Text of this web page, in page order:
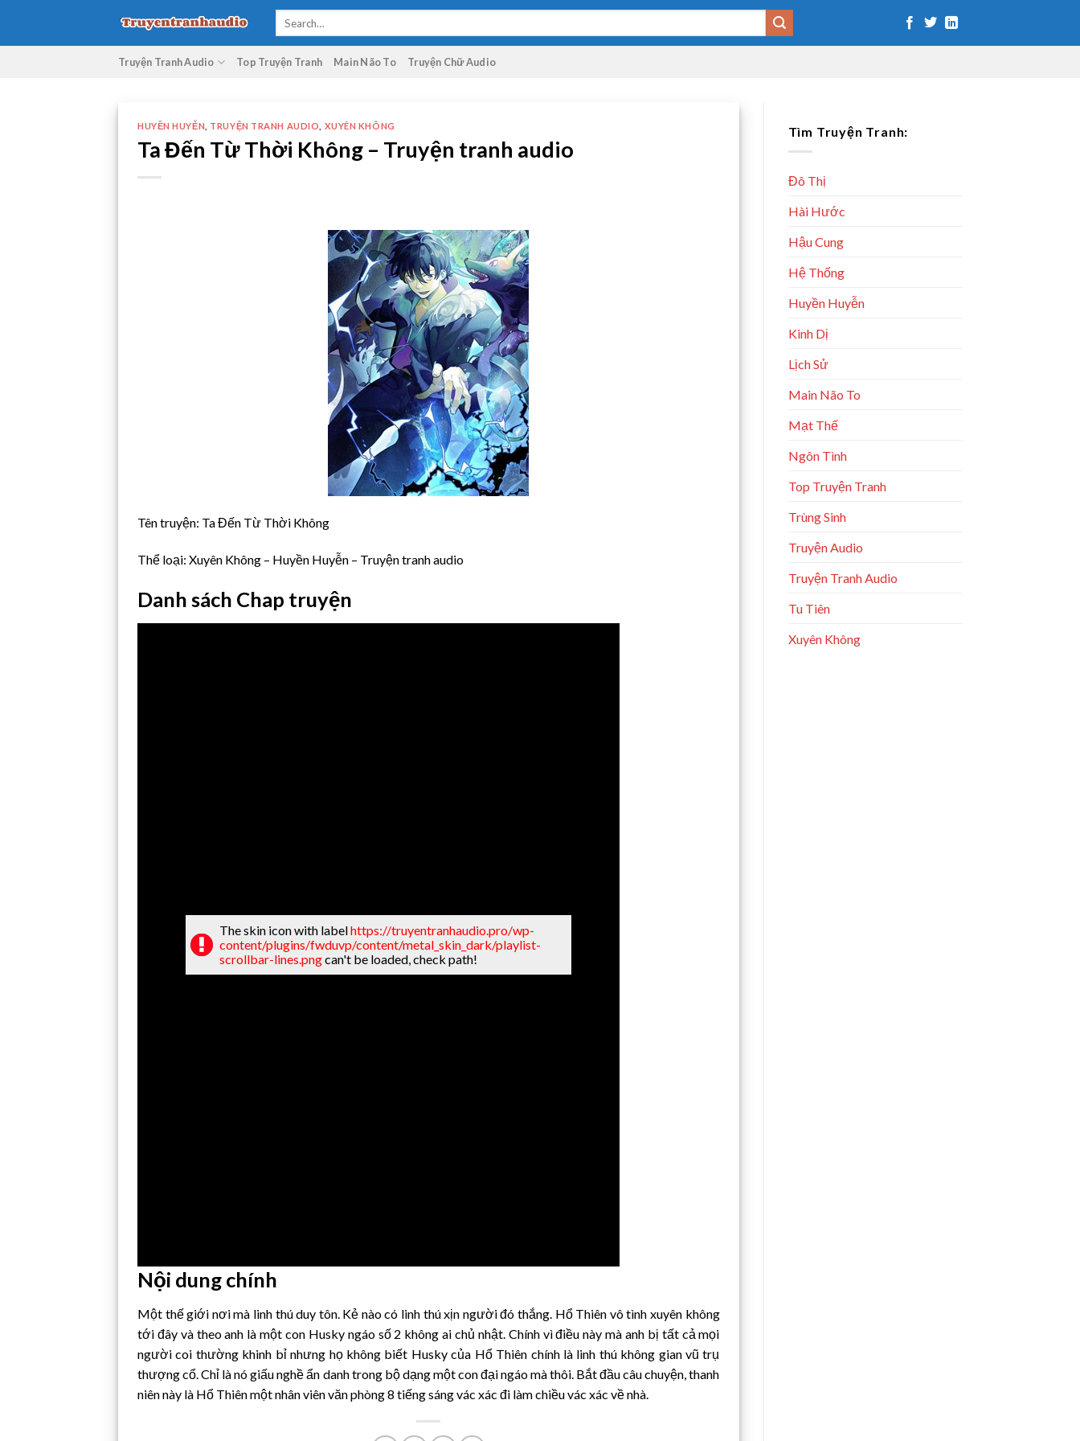
content
Truyện Tranh Audio Top Truyện Tranh Main Não To Truyện Chữ Audio
HUYỀN HUYỄN TRUYỆN TRANH AUDIO XUYÊN KHÔNG
Ta Đến Từ Thời Không – Truyện tranh audio
Tên truyện: Ta Đến Từ Thời Không
Thể loại: Xuyên Không – Huyền Huyễn – Truyện tranh audio
Danh sách Chap truyện
The skin icon with labelhttps://truyentranhaudio.pro/wp-
content/plugins/fwduvp/content/metal_skin_dark/playlist-
scrollbar-lines.pngcan't be loaded, check path!
Nội dung chính
Một thế giới nơi mà linh thú duy tôn. Kẻ nào có linh thú xịn người đó thắng. Hổ Thiên vô tình xuyên không
tới đây và theo anh là một con Husky ngáo số 2 không ai chủ nhật. Chính vì điều này mà anh bị tất cả mọi
người coi thường khinh bỉ nhưng họ không biết Husky của Hổ Thiên chính là linh thú không gian vũ trụ
thượng cổ. Chỉ là nó giấu nghề ẩn danh trong bộ dạng một con đại ngáo mà thôi. Bắt đầu câu chuyện, thanh
niên này là Hổ Thiên một nhân viên văn phòng 8 tiếng sáng vác xác đi làm chiều vác xác về nhà.
Tìm Truyện Tranh:
Đô Thị
Hài Hước
Hậu Cung
Hệ Thống
Huyền Huyễn
Kinh Dị
Lịch Sử
Main Não To
Mạt Thế
Ngôn Tình
Top Truyện Tranh
Trùng Sinh
Truyện Audio
Truyện Tranh Audio
Tu Tiên
Xuyên Không